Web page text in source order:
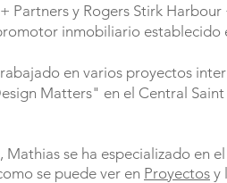
Partners y Rogers Stirk Harbour
inmobiliario
en varios proyectos
Matters" en el Central
Mathias se ha especializado en
se puede ver en Proyectos y